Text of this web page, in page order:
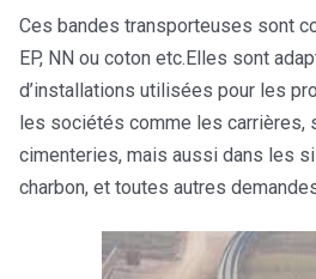
Ces bandes transporteuses sont
EP, NN ou coton etc.Elles sont
d’installations utilisées pour les
les sociétés comme les carrières,
cimenteries, mais aussi dans les
charbon, et toutes autres